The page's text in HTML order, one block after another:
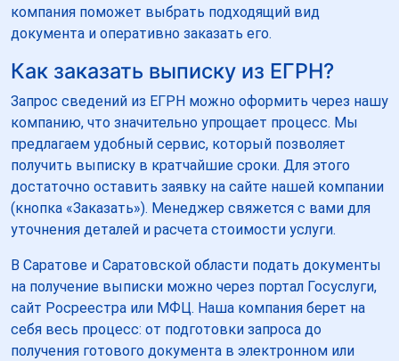
компания поможет выбрать подходящий вид
документа и оперативно заказать его.
Как заказать выписку из ЕГРН?
Запрос сведений из ЕГРН можно оформить через нашу
компанию, что значительно упрощает процесс. Мы
предлагаем удобный сервис, который позволяет
получить выписку в кратчайшие сроки. Для этого
достаточно оставить заявку на сайте нашей компании
(кнопка «Заказать»). Менеджер свяжется с вами для
уточнения деталей и расчета стоимости услуги.
В Саратове и Саратовской области подать документы
на получение выписки можно через портал Госуслуги,
сайт Росреестра или МФЦ. Наша компания берет на
себя весь процесс: от подготовки запроса до
получения готового документа в электронном или